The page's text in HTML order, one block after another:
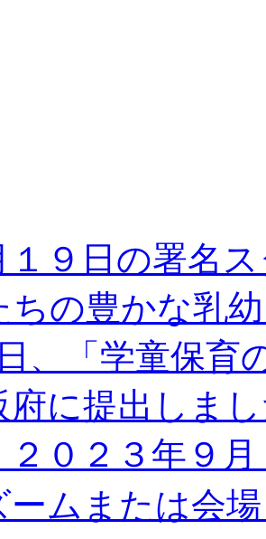
９日の署名ス
ちの豊かな乳
、「学童保育
府に提出しま
２０２３年９
ームまたは会